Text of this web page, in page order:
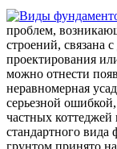
проблем,
строений,
проектирования
можно отнести
неравномерная
серьезной
частных коттеджей
стандартного